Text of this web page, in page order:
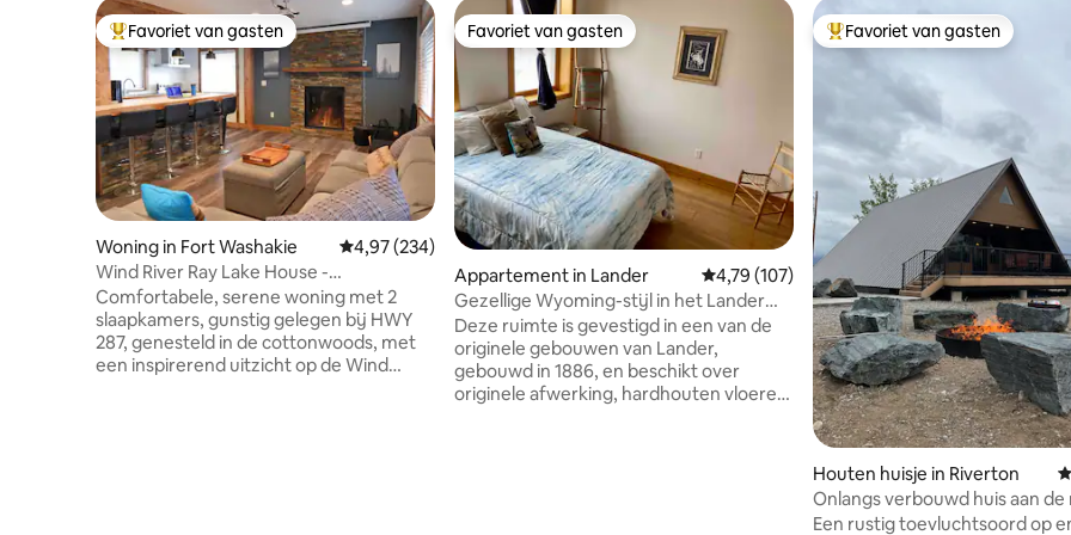
Topfavoriet van gasten
Favoriet van gasten
Woning in Fort Washakie Gemiddelde beoordeling van 4,97 uit 5, 234 recensies
4,97 (234)
Wind River Ray Lake House -
Comfortabele 2 slaapkamers!
Comfortabele, serene woning met 2
slaapkamers, gunstig gelegen bij HWY
287, genesteld in de cottonwoods, met
een inspirerend uitzicht op de Wind
Favoriet van gasten
Favoriet van gasten
Appartement in Lander Gemiddelde beoordeling van 4,79 uit 5, 107
4,79 (107)
Gezellige Wyoming-stijl in het Lander
Art District
Deze ruimte is gevestigd in een van de
originele gebouwen van Lander,
gebouwd in 1886, en beschikt over
originele afwerking, hardhouten vloeren,
Topfavoriet van gasten
Favoriet van gasten
Houten huisje in Riverton
Onlangs verbouwd huis aan de
Een rustig toevluchtsoord op